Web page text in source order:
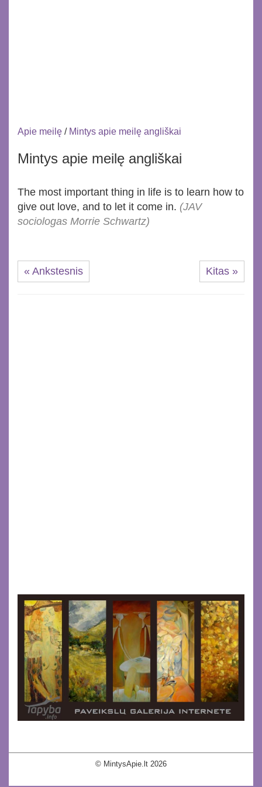
Apie meilę / Mintys apie meilę angliškai
Mintys apie meilę angliškai
The most important thing in life is to learn how to
give out love, and to let it come in. (JAV
sociologas Morrie Schwartz)
« Ankstesnis Kitas »
© MintysApie.lt 2026